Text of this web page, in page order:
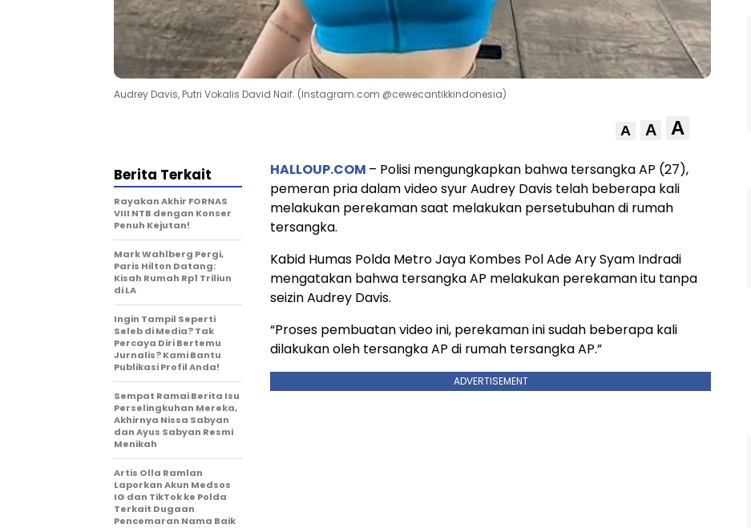
Audrey Davis, Putri Vokalis David Naif. (Instagram.com @cewecantikkindonesia)
A A A
HALLOUP.COM – Polisi mengungkapkan bahwa tersangka AP (27),
pemeran pria dalam video syur Audrey Davis telah beberapa kali
melakukan perekaman saat melakukan persetubuhan di rumah
tersangka.
Kabid Humas Polda Metro Jaya Kombes Pol Ade Ary Syam Indradi
mengatakan bahwa tersangka AP melakukan perekaman itu tanpa
seizin Audrey Davis.
“Proses pembuatan video ini, perekaman ini sudah beberapa kali
dilakukan oleh tersangka AP di rumah tersangka AP.”
ADVERTISEMENT
Berita Terkait
Rayakan Akhir FORNAS
VIII NTB dengan Konser
Penuh Kejutan!
Mark Wahlberg Pergi,
Paris Hilton Datang:
Kisah Rumah Rp1 Triliun
di LA
Ingin Tampil Seperti
Seleb di Media? Tak
Percaya Diri Bertemu
Jurnalis? Kami Bantu
Publikasi Profil Anda!
Sempat Ramai Berita Isu
Perselingkuhan Mereka,
Akhirnya Nissa Sabyan
dan Ayus Sabyan Resmi
Menikah
Artis Olla Ramlan
Laporkan Akun Medsos
IG dan TikTok ke Polda
Terkait Dugaan
Pencemaran Nama Baik